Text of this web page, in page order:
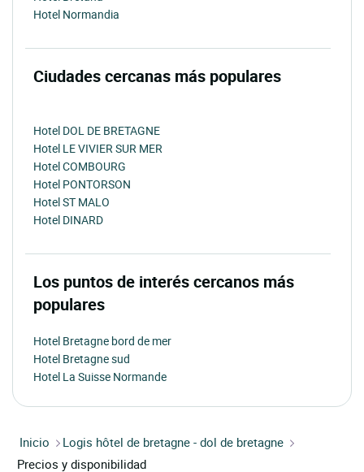
Hotel Normandia
Ciudades cercanas más populares
Hotel DOL DE BRETAGNE
Hotel LE VIVIER SUR MER
Hotel COMBOURG
Hotel PONTORSON
Hotel ST MALO
Hotel DINARD
Los puntos de interés cercanos más
populares
Hotel Bretagne bord de mer
Hotel Bretagne sud
Hotel La Suisse Normande
Inicio
Logis hôtel de bretagne - dol de bretagne
Precios y disponibilidad